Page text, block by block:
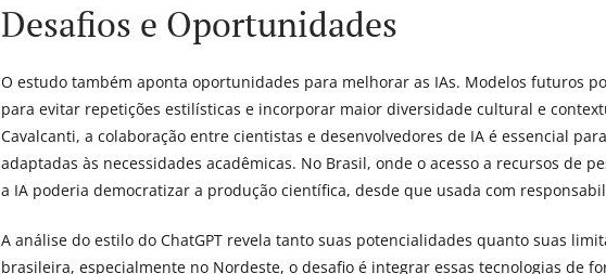
Desafios e Oportunidades
O estudo também aponta oportunidades para melhorar as IAs. Modelos futuros
para evitar repetições estilísticas e incorporar maior diversidade cultural e
Cavalcanti, a colaboração entre cientistas e desenvolvedores de IA é essencial
adaptadas às necessidades acadêmicas. No Brasil, onde o acesso a recursos de
a IA poderia democratizar a produção científica, desde que usada com
A análise do estilo do ChatGPT revela tanto suas potencialidades quanto suas
brasileira, especialmente no Nordeste, o desafio é integrar essas tecnologias de